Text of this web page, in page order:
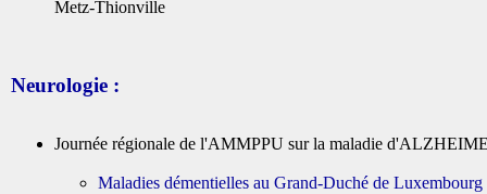
Metz-Thionville
Neurologie :
Journée régionale de l'AMMPPU sur la maladie
Maladies démentielles au Grand-Duché de Luxembourg